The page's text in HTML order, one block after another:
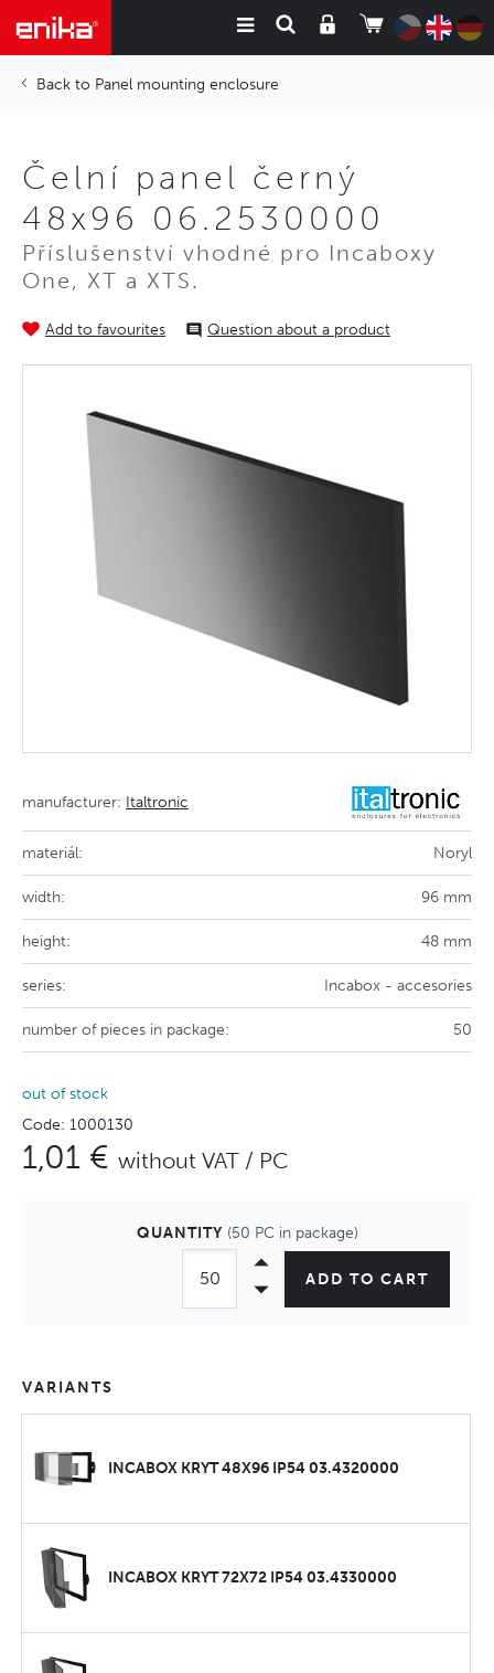
Panel mounting enclosure
Čelní panel černý
48x96 06.2530000
Příslušenství vhodné pro Incaboxy
One, XT a XTS.
Add to favourites Question about a product
manufacturer: Italtronic
materiál: Noryl
width: 96 mm
height: 48 mm
series: Incabox - accesories
number of pieces in package: 50
out of stock
Code: 1000130
1,01 € without VAT / PC
QUANTITY (50 PC in package)
ADD TO CART
VARIANTS
INCABOX KRYT 48X96 IP54 03.4320000
INCABOX KRYT 72X72 IP54 03.4330000